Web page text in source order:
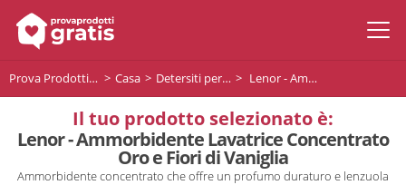
Prova Prodotti Gratis Casa Detersiti per la lavatrice Lenor - Ammorbidente Lavatrice Concentrato Oro e Fiori di Vaniglia
Il tuo prodotto selezionato è:
Lenor - Ammorbidente Lavatrice Concentrato
Oro e Fiori di Vaniglia
Ammorbidente concentrato che offre un profumo duraturo e lenzuola